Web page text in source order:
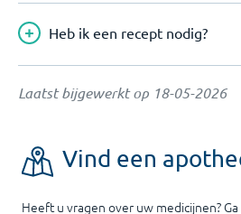
Heb ik een recept nodig?
Laatst bijgewerkt op 18-05-2026
Vind een
Heeft u vragen over uw medicijnen?